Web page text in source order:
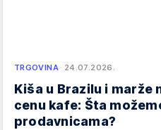
TRGOVINA 24.07.2026.
Kiša u Brazilu i marže
cenu kafe: Šta
prodavnicama?